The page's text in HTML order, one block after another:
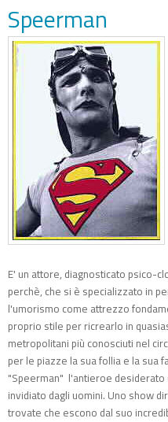
Speerman
E' un attore, diagnosticato psico-
perchè, che si è specializzato in
l'umorismo come attrezzo
proprio stile per ricrearlo in
metropolitani più conosciuti nel
per le piazze la sua follia e la sua
"Speerman" l'antieroe desiderato
invidiato dagli uomini. Uno show
trovate che escono dal suo